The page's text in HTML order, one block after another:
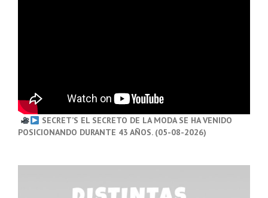
SECRET’S EL SECRETO DE LA MODA SE HA VENIDO
POSICIONANDO DURANTE 43 AÑOS. (05-08-2026)